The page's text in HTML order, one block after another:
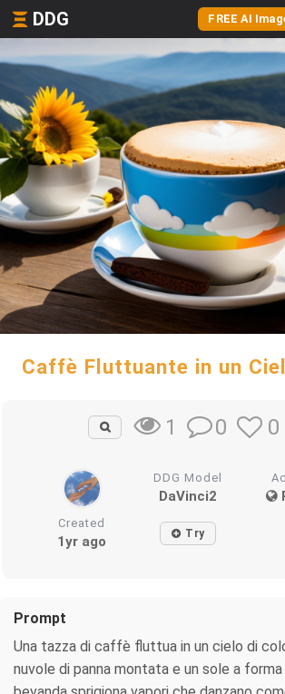
DDG FREE AI
Caffè Fluttuante in un
1 0 0
DDG Model
DaVinci2
Created
1yr ago Try
Prompt
Una tazza di caffè fluttua in un cielo di
nuvole di panna montata e un sole a